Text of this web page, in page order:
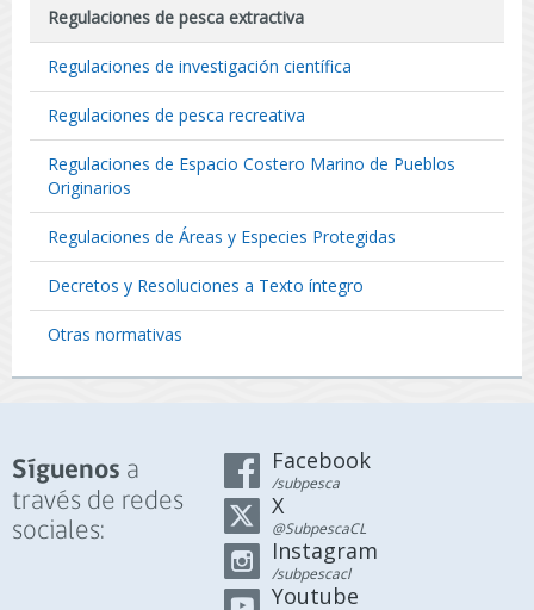
Regulaciones de pesca extractiva
Regulaciones de investigación científica
Regulaciones de pesca recreativa
Regulaciones de Espacio Costero Marino de Pueblos
Originarios
Regulaciones de Áreas y Especies Protegidas
Decretos y Resoluciones a Texto íntegro
Otras normativas
Síguenos a
través de redes
sociales:
Facebook
/subpesca
X
@SubpescaCL
Instagram
/subpescacl
Youtube